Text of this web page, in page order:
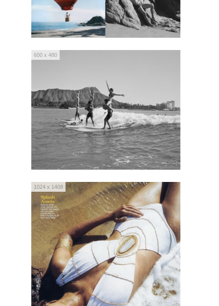
600 x 480
1024 x 1408